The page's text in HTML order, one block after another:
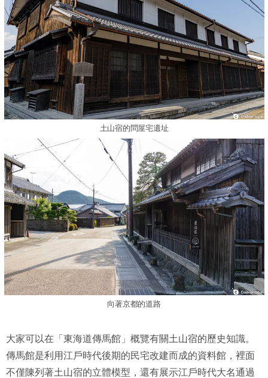
土山宿的問屋宅遺址
向著京都的道路
大家可以在「東海道傳馬館」概覽有關土山宿的歷史知識。
傳馬館是利用江戶時代後期的民宅改建而成的資料館，裡面
不僅陳列著土山宿的立體模型，還有展示江戶時代大名通過